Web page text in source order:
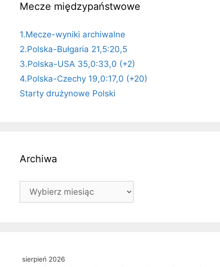
Mecze międzypaństwowe
1.Mecze-wyniki archiwalne
2.Polska-Bułgaria 21,5:20,5
3.Polska-USA 35,0:33,0 (+2)
4.Polska-Czechy 19,0:17,0 (+20)
Starty drużynowe Polski
Archiwa
Archiwa
sierpień 2026